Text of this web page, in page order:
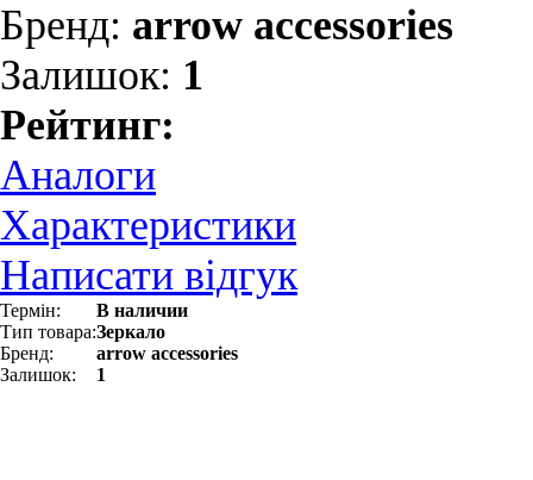
Бренд: arrow accessories
Залишок: 1
Рейтинг:
Аналоги
Характеристики
Написати відгук
Термін:
В наличии
Тип товара:Зеркало
Бренд:
arrow accessories
Залишок:
1